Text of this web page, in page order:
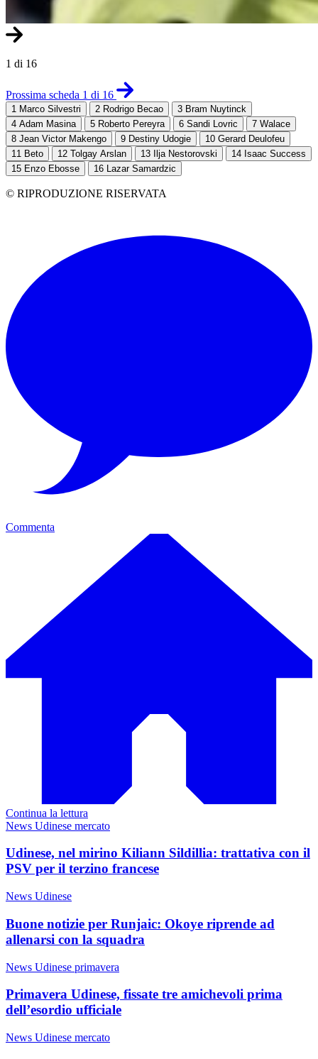
1 di 16
Prossima scheda 1 di 16
1 Marco Silvestri 2 Rodrigo Becao 3 Bram Nuytinck
4 Adam Masina 5 Roberto Pereyra 6 Sandi Lovric 7 Walace
8 Jean Victor Makengo 9 Destiny Udogie 10 Gerard Deulofeu
11 Beto 12 Tolgay Arslan 13 Ilja Nestorovski 14 Isaac Success
15 Enzo Ebosse 16 Lazar Samardzic
© RIPRODUZIONE RISERVATA
Commenta
Continua la lettura
News Udinese mercato
Udinese, nel mirino Kiliann Sildillia: trattativa con il
PSV per il terzino francese
News Udinese
Buone notizie per Runjaic: Okoye riprende ad
allenarsi con la squadra
News Udinese primavera
Primavera Udinese, fissate tre amichevoli prima
dell’esordio ufficiale
News Udinese mercato